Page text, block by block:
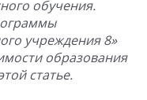
обучения.
учреждения 8»
образования
статье.